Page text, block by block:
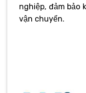
nghiệp, đảm bảo
vận chuyển.